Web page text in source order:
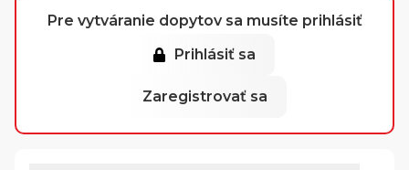
Pre vytváranie dopytov sa musíte prihlásiť
Prihlásiť sa
Zaregistrovať sa